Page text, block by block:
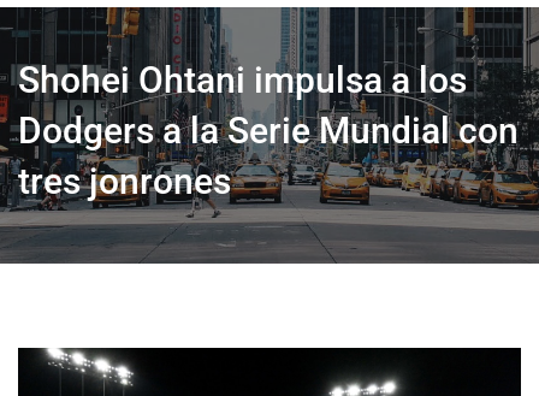
Shohei Ohtani impulsa a los
Dodgers a la Serie Mundial con
tres jonrones